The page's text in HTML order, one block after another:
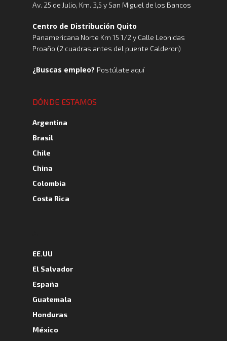
Av. 25 de Julio, Km. 3,5 y San Miguel de los Bancos
Centro de Distribución Quito
Panamericana Norte Km 15 1/2 y Calle Leonidas
Proaño (2 cuadras antes del puente Calderon)
¿Buscas empleo? Postúlate aquí
DÓNDE ESTAMOS
Argentina
Brasil
Chile
China
Colombia
Costa Rica
EE.UU
El Salvador
España
Guatemala
Honduras
México